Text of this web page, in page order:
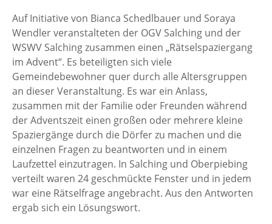
Auf Initiative von Bianca Schedlbauer und Soraya
Wendler veranstalteten der OGV Salching und der
WSWV Salching zusammen einen „Rätselspaziergang
im Advent“. Es beteiligten sich viele
Gemeindebewohner quer durch alle Altersgruppen
an dieser Veranstaltung. Es war ein Anlass,
zusammen mit der Familie oder Freunden während
der Adventszeit einen großen oder mehrere kleine
Spaziergänge durch die Dörfer zu machen und die
einzelnen Fragen zu beantworten und in einem
Laufzettel einzutragen. In Salching und Oberpiebing
verteilt waren 24 geschmückte Fenster und in jedem
war eine Rätselfrage angebracht. Aus den Antworten
ergab sich ein Lösungswort.